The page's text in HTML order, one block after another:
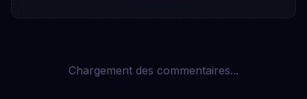
Chargement des commentaires...